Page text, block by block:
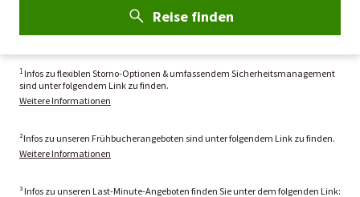
Reise finden
1 Infos zu flexiblen Storno-Optionen & umfassendem Sicherheitsmanagement
sind unter folgendem Link zu finden.
Weitere Informationen
²Infos zu unseren Frühbucherangeboten sind unter folgendem Link zu finden.
Weitere Informationen
³ Infos zu unseren Last-Minute-Angeboten finden Sie unter dem folgenden Link: